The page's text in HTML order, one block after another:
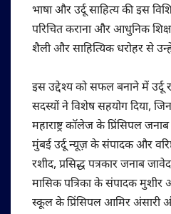
भाषा और उर्दू साहित्य की इस
परिचित कराना और आधुनिक
शैली और साहित्यिक धरोहर से
इस उद्देश्य को सफल बनाने में उर्दू
सदस्यों ने विशेष सहयोग दिया,
महाराष्ट्र कॉलेज के प्रिंसिपल
मुंबई उर्दू न्यूज़ के संपादक और
रशीद, प्रसिद्ध पत्रकार जनाब
मासिक पत्रिका के संपादक मुशीर
स्कूल के प्रिंसिपल आमिर अंसारी